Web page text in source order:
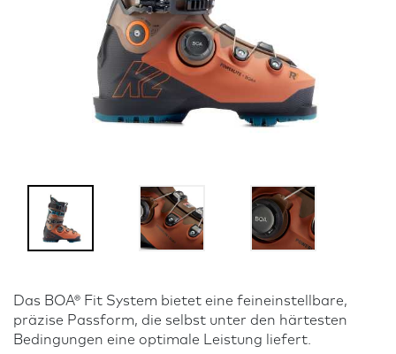
Das BOA® Fit System bietet eine feineinstellbare,
präzise Passform, die selbst unter den härtesten
Bedingungen eine optimale Leistung liefert.